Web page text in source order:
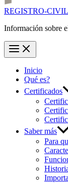
REGISTRO-
Información sobre
Inicio
Qué es?
Certificados
Saber más
Para